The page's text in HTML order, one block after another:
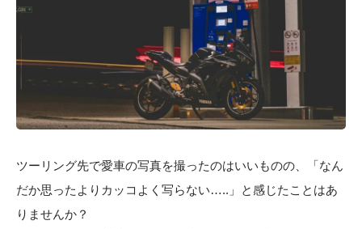
ツーリング先で愛車の写真を撮ったのはいいものの、「なん
だか思ったよりカッコよく写らない…..」と感じたことはあ
りませんか？